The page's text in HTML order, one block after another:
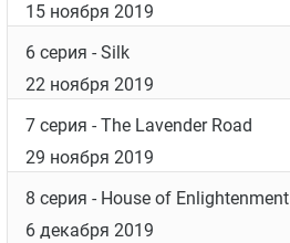
15 ноября 2019
6 серия - Silk
22 ноября 2019
7 серия - The Lavender Road
29 ноября 2019
8 серия - House of Enlightenment
6 декабря 2019